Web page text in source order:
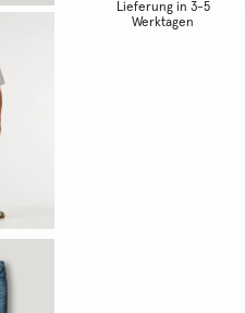
Lieferung in 3-5
Werktagen